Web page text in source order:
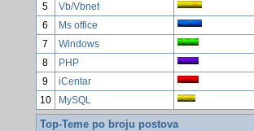
5
Vb/Vbnet
6
Ms office
7
Windows
8
PHP
9
iCentar
10
MySQL
Top-Teme po broju postova